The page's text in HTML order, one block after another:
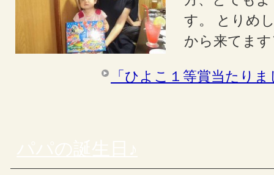
す。 とりめ
から来てま
「ひよこ１等賞当たり